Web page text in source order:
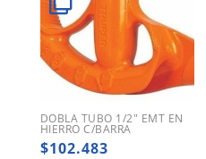
DOBLA TUBO 1/2″ EMT EN
HIERRO C/BARRA
$102.483